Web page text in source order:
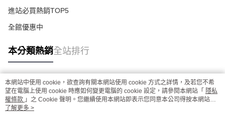
進站必買熱銷TOP5
全館優惠中
本分類熱銷全站排行
熱門標籤
本網站中使用 cookie，欲查詢有關本網站使用 cookie 方式之詳情，及若您不希
望在電腦上使用 cookie 時應如何變更電腦的 cookie 設定，請參閱本網站「 隱私
權條款 」之 Cookie 聲明。您繼續使用本網站即表示您同意本公司得按本網站使
用條款之 Cookie 聲明使用 cookie。
了解更多 >